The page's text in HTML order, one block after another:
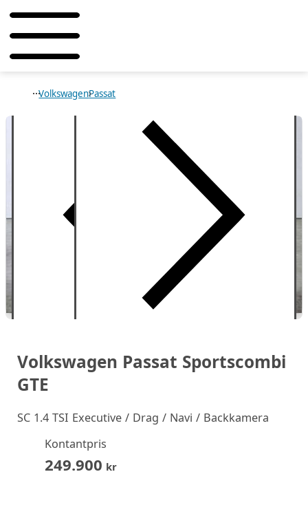
VolkswagenPassat
Volkswagen Passat Sportscombi
GTE
SC 1.4 TSI Executive / Drag / Navi / Backkamera
Kontantpris
249.900 kr